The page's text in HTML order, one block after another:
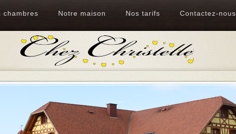
chambres Notre maison Nos tarifs Contactez-nous